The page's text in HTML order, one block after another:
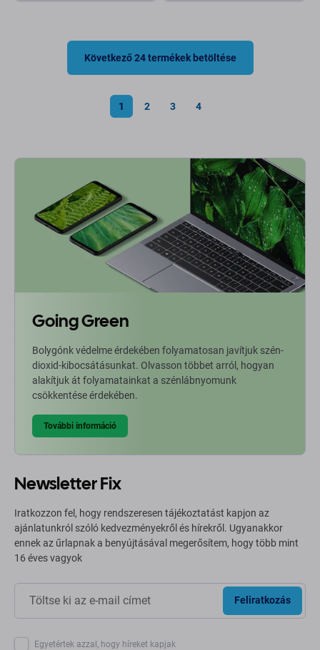
Következő 24 termékek betöltése
1 2 3 4
Going Green
Bolygónk védelme érdekében folyamatosan javítjuk szén-
dioxid-kibocsátásunkat. Olvasson többet arról, hogyan
alakítjuk át folyamatainkat a szénlábnyomunk
csökkentése érdekében.
További információ
Newsletter Fix
Iratkozzon fel, hogy rendszeresen tájékoztatást kapjon az
ajánlatunkról szóló kedvezményekről és hírekről. Ugyanakkor
ennek az űrlapnak a benyújtásával megerősítem, hogy több mint
16 éves vagyok
Feliratkozás
Egyetértek azzal, hogy híreket kapjak